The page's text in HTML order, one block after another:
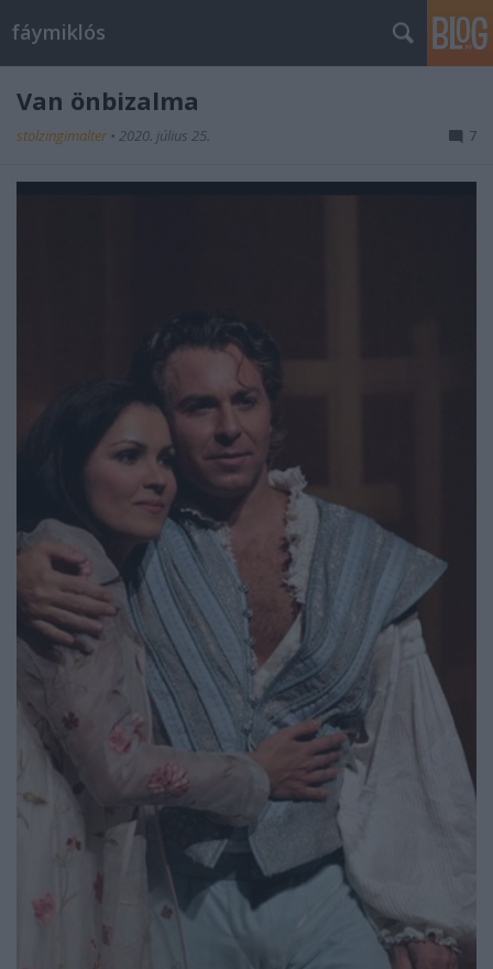
fáymiklós
Van önbizalma
stolzingimalter • 2020. július 25. 7